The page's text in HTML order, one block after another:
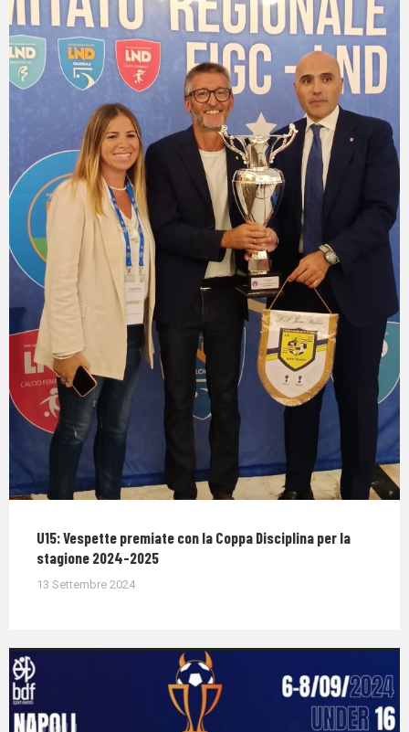
U15: Vespette premiate con la Coppa Disciplina per la
stagione 2024-2025
13 Settembre 2024